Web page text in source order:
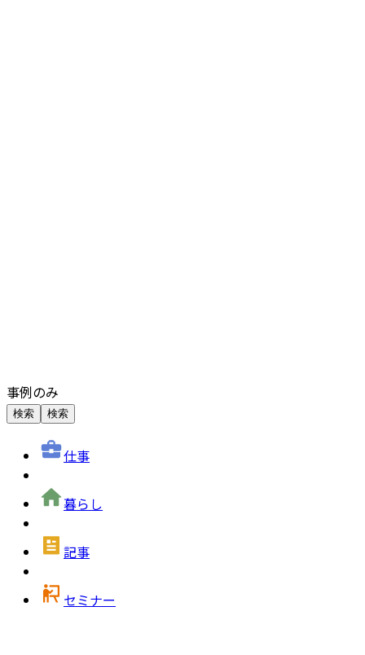
事例のみ
検索 検索
仕事
暮らし
記事
セミナー